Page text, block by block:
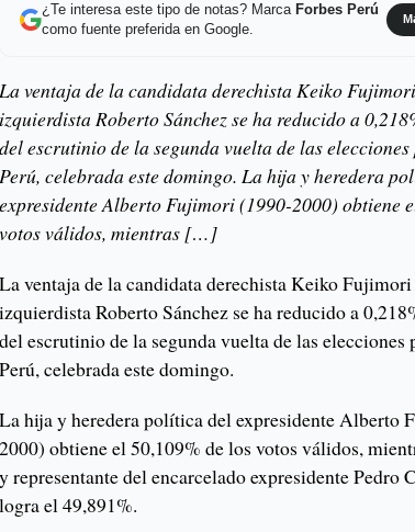
¿Te interesa este tipo de notas? Marca Forbes Perú
como fuente preferida en Google.
La ventaja de la candidata derechista Keiko
izquierdista Roberto Sánchez se ha reducido a
del escrutinio de la segunda vuelta de las
Perú, celebrada este domingo. La hija y heredera
expresidente Alberto Fujimori (1990-2000) obtiene
votos válidos, mientras […]
La ventaja de la candidata derechista Keiko
izquierdista Roberto Sánchez se ha reducido a
del escrutinio de la segunda vuelta de las elecciones
Perú, celebrada este domingo.
La hija y heredera política del expresidente Alberto
2000) obtiene el 50,109% de los votos válidos,
y representante del encarcelado expresidente Pedro
logra el 49,891%.